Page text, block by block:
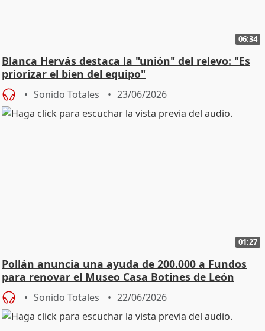
06:34
Blanca Hervás destaca la "unión" del relevo: "Es
priorizar el bien del equipo"
Sonido Totales 23/06/2026
01:27
Pollán anuncia una ayuda de 200.000 a Fundos
para renovar el Museo Casa Botines de León
Sonido Totales 22/06/2026